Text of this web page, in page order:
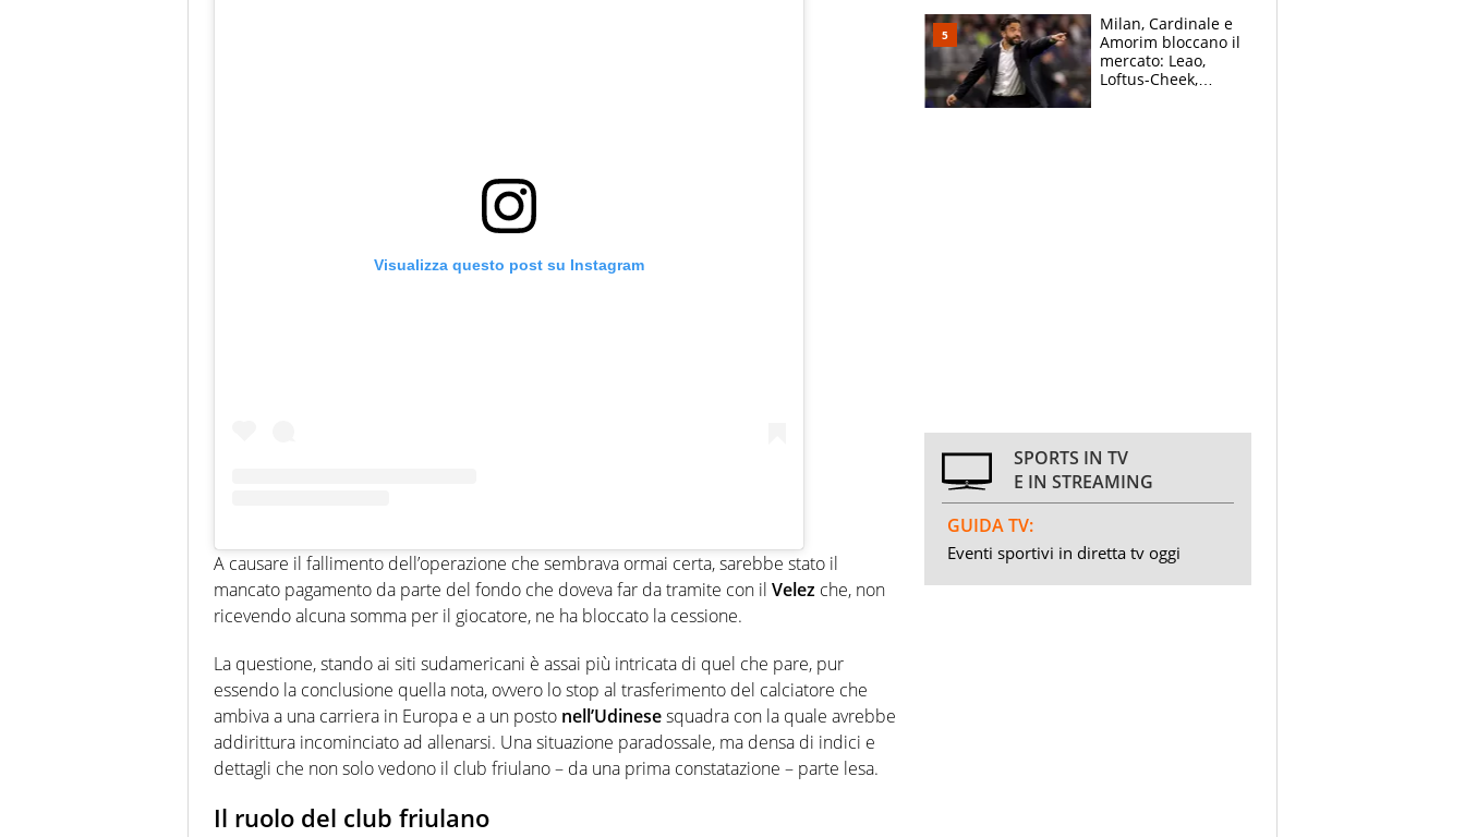
Visualizza questo post su Instagram
A causare il fallimento dell’operazione che sembrava ormai certa, sarebbe stato il
mancato pagamento da parte del fondo che doveva far da tramite con il Velez che, non
ricevendo alcuna somma per il giocatore, ne ha bloccato la cessione.
La questione, stando ai siti sudamericani è assai più intricata di quel che pare, pur
essendo la conclusione quella nota, ovvero lo stop al trasferimento del calciatore che
ambiva a una carriera in Europa e a un posto nell’Udinesesquadra con la quale avrebbe
addirittura incominciato ad allenarsi. Una situazione paradossale, ma densa di indici e
dettagli che non solo vedono il club friulano – da una prima constatazione – parte lesa.
Il ruolo del club friulano
scatenata
Milan, Cardinale e
Amorim bloccano il
mercato: Leao,
Loftus-Cheek,
SPORTS IN TV
E IN STREAMING
GUIDA TV:
Eventi sportivi in diretta tv oggi